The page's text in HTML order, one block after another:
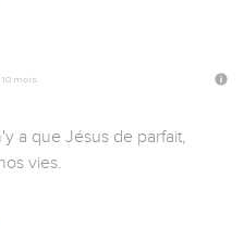
10 mois
a que Jésus de parfait,
vies.